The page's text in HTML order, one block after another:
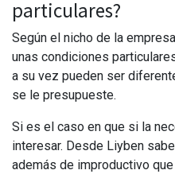
particulares?
Según el nicho de la
unas condiciones
a su vez pueden ser
se le presupueste.
Si es el caso en que si la
interesar. Desde Liyben
además de improductivo